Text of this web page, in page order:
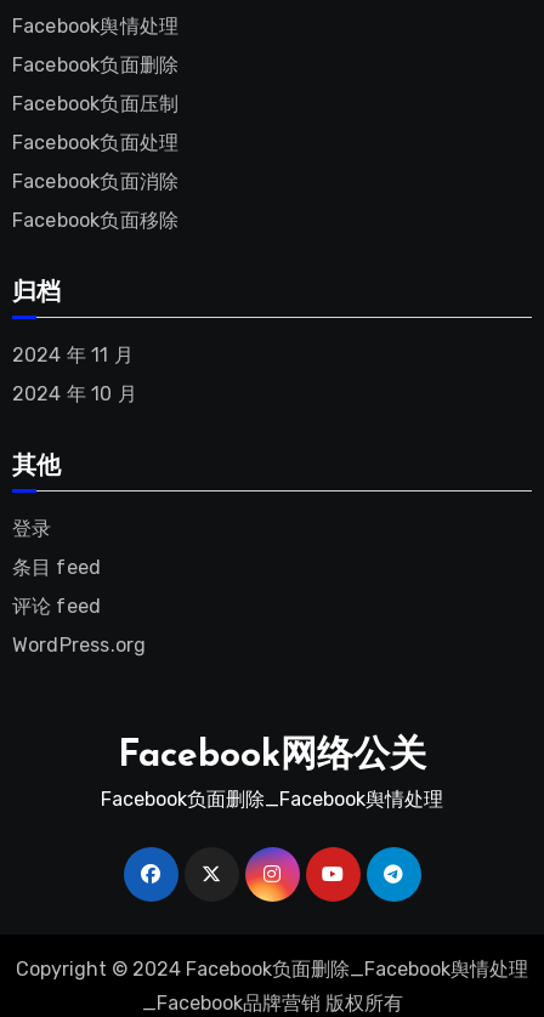
Facebook舆情处理
Facebook负面删除
Facebook负面压制
Facebook负面处理
Facebook负面消除
Facebook负面移除
归档
2024 年 11 月
2024 年 10 月
其他
登录
条目 feed
评论 feed
WordPress.org
Facebook网络公关
Facebook负面删除_Facebook舆情处理
Copyright © 2024 Facebook负面删除_Facebook舆情处理
_Facebook品牌营销 版权所有